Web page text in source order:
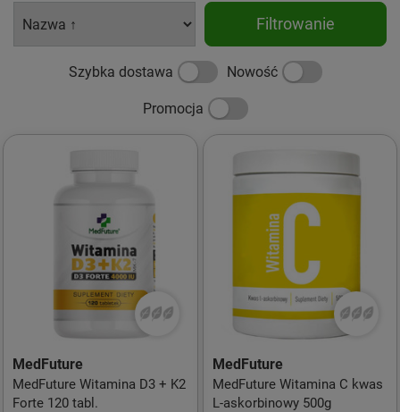
Filtrowanie
Szybka dostawa Nowość
Promocja
MedFuture
MedFuture Witamina D3 + K2
Forte 120 tabl.
MedFuture
MedFuture Witamina C kwas
L-askorbinowy 500g